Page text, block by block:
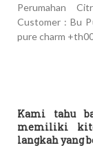
Perumahan
Customer : Bu
pure charm
Kami tahu
memiliki
langkah yang